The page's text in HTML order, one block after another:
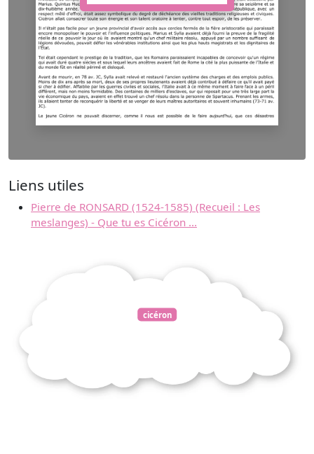
Liens utiles
Pierre de RONSARD (1524-1585) (Recueil : Les
meslanges) - Que tu es Cicéron ...
cicéron